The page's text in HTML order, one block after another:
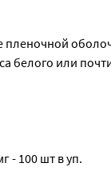
белого или
- 100 шт в уп.